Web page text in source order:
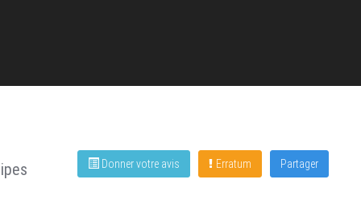
Partager
Erratum
Donner votre avis